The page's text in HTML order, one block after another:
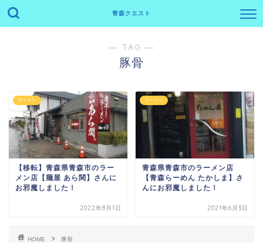
青森クエスト
― TAG ―
豚骨
ラーメン
【移転】青森県青森市のラー
メン店【麺屋 あら関】さんに
お邪魔しました！
2022年8月1日
ラーメン
青森県青森市のラーメン店
【青森らーめん たかしま】さ
んにお邪魔しました！
2021年6月3日
HOME 豚骨